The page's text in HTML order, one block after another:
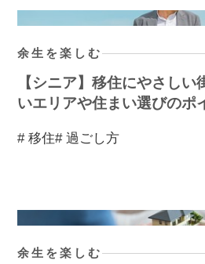
余生を楽しむ
【シニア】移住にやさし
いエリアや住まい選びのポ
# 移住# 過ごし方
余生を楽しむ